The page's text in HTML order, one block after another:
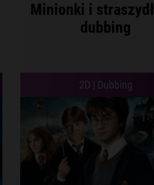
Minionki i
dubbing
2D | Dubbing